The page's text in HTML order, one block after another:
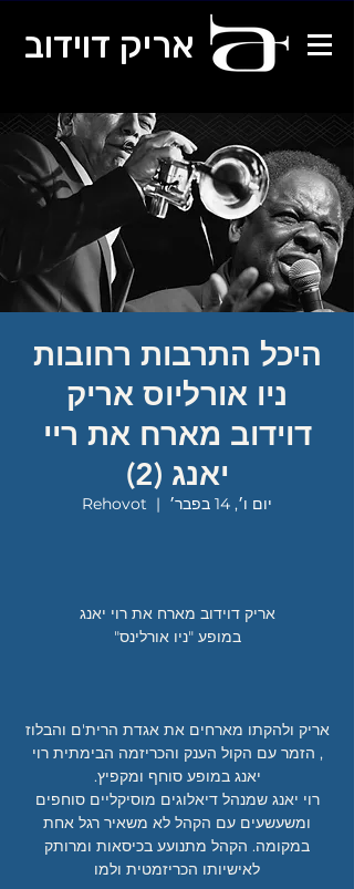
אריק דוידוב
היכל התרבות רחובות
ניו אורליוס אריק
דוידוב מארח את ריי
יאנג (2)
יום ו׳, 14 בפבר׳
  |
Rehovot
אריק ולהקתו מארחים את אגדת הרית'ם והבלוז
, הזמר עם הקול הענק והכריזמה הבימתית רוי
רוי יאנג שמנהל דיאלוגים מוסיקליים סוחפים
ומשעשעים עם הקהל לא משאיר רגל אחת
במקומה. הקהל מתנועע בכיסאות ומרותק
לאישיותו הכריזמטית ולמו